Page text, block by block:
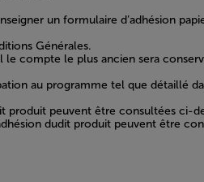
un formulaire d’adhésion
Générales.
compte le plus ancien sera
au programme tel que détaillé
produit peuvent être consultées ci-
dudit produit peuvent être